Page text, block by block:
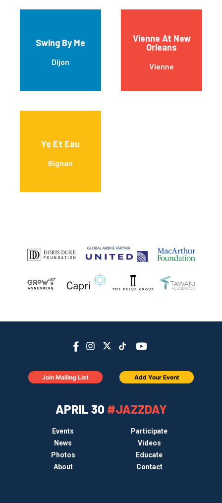
Swing By Me
Dijon
Vienne At New
Orleans
Vienne
Ys Et Eau
Bignan
APRIL 30 #JAZZDAY
Events
Participate
News
Videos
Photos
Educate
About
Contact
Join Mailing List Add Your Event